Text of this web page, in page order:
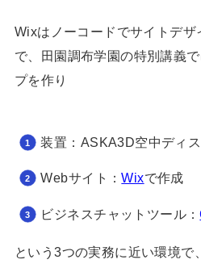
Wixはノーコードでサイトデ
で、田園調布学園の特別講義
プを作り
装置：ASKA3D空中ディ
Webサイト：Wixで作成
ビジネスチャットツール：
という3つの実務に近い環境で